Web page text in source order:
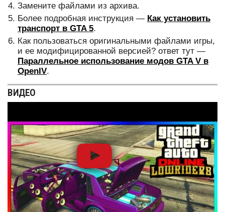
Замените файлами из архива.
Более подробная инструкция — Как установить
транспорт в GTA 5.
Как пользоваться оригинальными файлами игры,
и ее модифицированной версией? ответ тут —
Параллельное использование модов GTA V в
OpenIV.
ВИДЕО